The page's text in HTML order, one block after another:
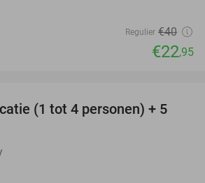
Regulier €40
€22,95
69%
(1 tot 4 personen) + 5